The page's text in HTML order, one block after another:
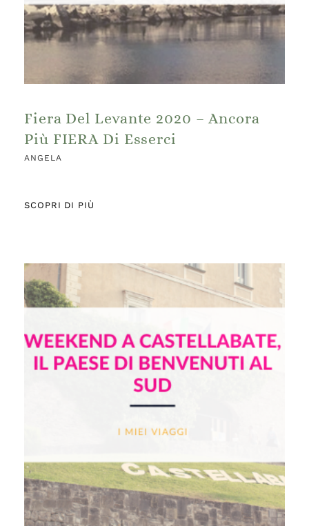
Fiera Del Levante 2020 – Ancora
Più FIERA Di Esserci
ANGELA
SCOPRI DI PIÙ